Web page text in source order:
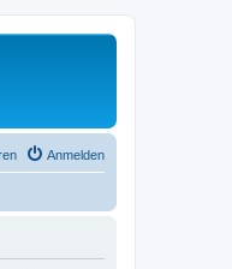
Anmelden